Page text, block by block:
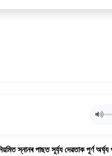
স্নানৰ পাছত সূৰ্য্য দেৱতাক পূৰ্ণ